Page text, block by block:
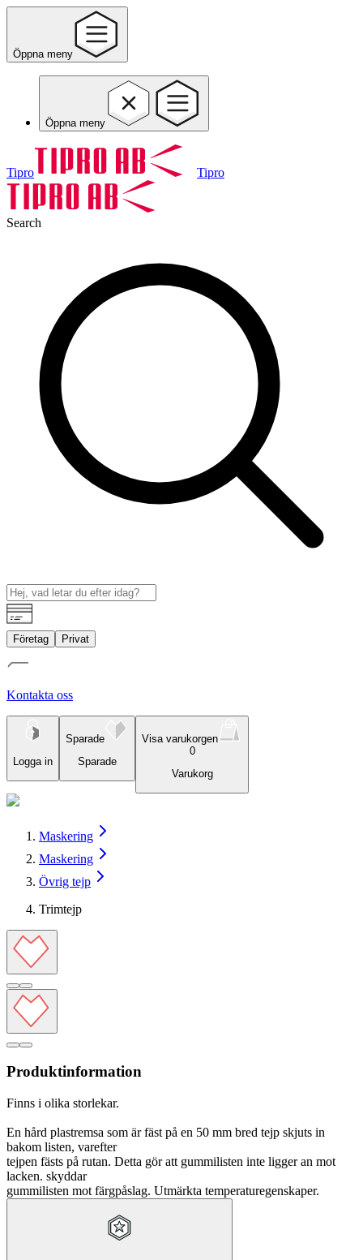
Öppna meny
Öppna meny
Tipro Tipro
Search
Företag Privat
Kontakta oss
Logga in
Sparade
Sparade
Visa varukorgen
0
Varukorg
Maskering
Maskering
Övrig tejp
Trimtejp
Produktinformation
Finns i olika storlekar.
En hård plastremsa som är fäst på en 50 mm bred tejp skjuts in
bakom listen, varefter
tejpen fästs på rutan. Detta gör att gummilisten inte ligger an mot
lacken. skyddar
gummilisten mot färgpåslag. Utmärkta temperaturegenskaper.